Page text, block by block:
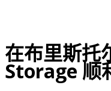
在布里斯托
Storage 顺